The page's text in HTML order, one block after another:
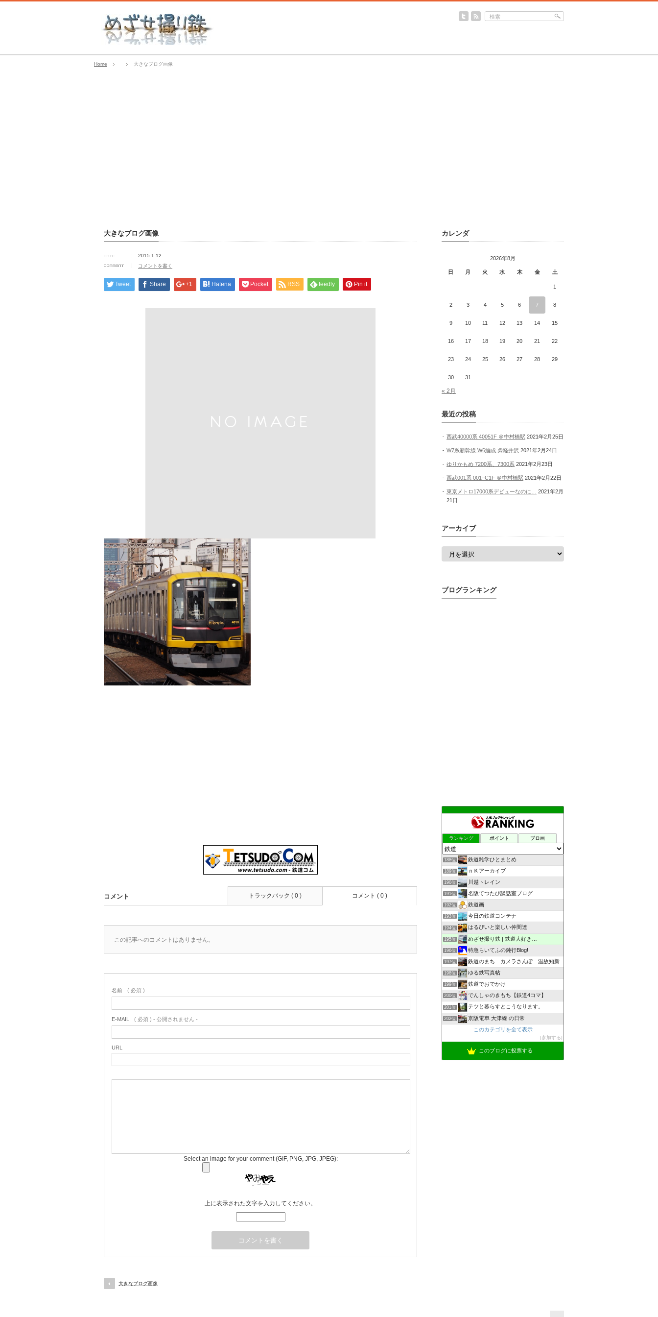
Home 大きなブログ画像
大きなブログ画像
2015-1-12
コメントを書く
Tweet Share +1 Hatena Pocket RSS feedly Pin it
コメント コメント ( 0 )
トラックバック ( 0 )
この記事へのコメントはありません。
名前 ( 必須 )
E-MAIL ( 必須 ) - 公開されません -
URL
Select an image for your comment (GIF, PNG, JPG, JPEG):
上に表示された文字を入力してください。
大きなブログ画像
カレンダ
2026年8月
日 月 火 水 木 金 土
1
2 3 4 5 6 7 8
9 10 11 12 13 14 15
16 17 18 19 20 21 22
23 24 25 26 27 28 29
30 31
« 2月
最近の投稿
西武40000系 40051F ＠中村橋駅 2021年2月25日
W7系新幹線 W6編成 @軽井沢 2021年2月24日
ゆりかもめ 7200系、7300系 2021年2月23日
西武001系 001−C1F ＠中村橋駅 2021年2月22日
東京メトロ17000系デビューなのに…
2021年2月
21日
アーカイブ
ブログランキング
ランキング ポイント ブロ画
188位 鉄道雑学ひとまとめ
189位 ｎＫアーカイブ
190位 川越トレイン
191位 名阪てつたび談話室ブログ
192位 鉄道画
193位 今日の鉄道コンテナ
194位 はるぴいと楽しい仲間達
195位 めざせ撮り鉄 | 鉄道大好き…
196位 特急らいてふの鈍行Blog!
197位 鉄道のまち カメラさんぽ 温故知新
198位 ゆる鉄写真帖
199位 鉄道でおでかけ
200位 でんしゃのきもち【鉄道4コマ】
201位 テツと暮らすとこうなります。
202位
京阪電車 大津線 の日常
このカテゴリを全て表示
参加する
このブログに投票する